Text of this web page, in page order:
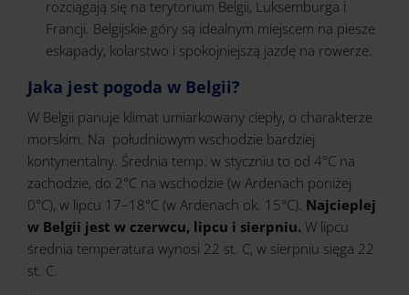
rozciągają się na terytorium Belgii, Luksemburga i
Francji. Belgijskie góry są idealnym miejscem na piesze
eskapady, kolarstwo i spokojniejszą jazdę na rowerze.
Jaka jest pogoda w Belgii?
W Belgii panuje klimat umiarkowany ciepły, o charakterze
morskim. Na południowym wschodzie bardziej
kontynentalny. Średnia temp. w styczniu to od 4°C na
zachodzie, do 2°C na wschodzie (w Ardenach poniżej
0°C), w lipcu 17–18°C (w Ardenach ok. 15°C). Najcieplej
w Belgii jest w czerwcu, lipcu i sierpniu. W lipcu
średnia temperatura wynosi 22 st. C, w sierpniu sięga 22
st. C.